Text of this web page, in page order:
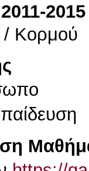
2015
/ Κορμού